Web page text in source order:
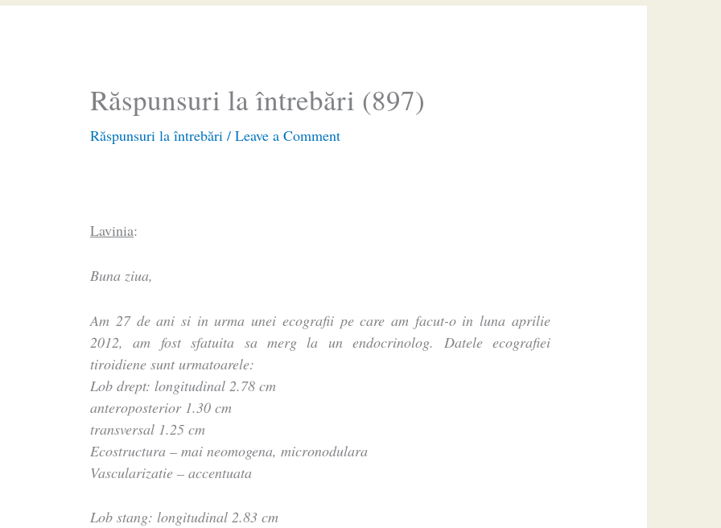
Răspunsuri la întrebări (897)
Răspunsuri la întrebări /Leave a Comment
Lavinia:
Buna ziua,
Am 27 de ani si in urma unei ecografii pe care am facut-o in luna aprilie
2012, am fost sfatuita sa merg la un endocrinolog. Datele ecografiei
tiroidiene sunt urmatoarele:
Lob drept: longitudinal 2.78 cm
anteroposterior 1.30 cm
transversal 1.25 cm
Ecostructura – mai neomogena, micronodulara
Vascularizatie – accentuata
Lob stang: longitudinal 2.83 cm